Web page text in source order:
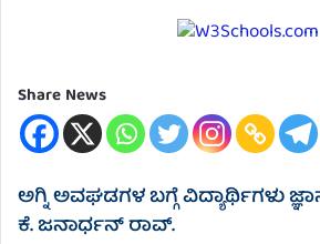
Share News
ಅಗ್ನಿ ಅವಘಡಗಳ ಬಗ್ಗೆ ವಿದ್ಯಾರ್ಥಿಗಳು
ಕೆ. ಜನಾರ್ಧನ್ ರಾವ್.